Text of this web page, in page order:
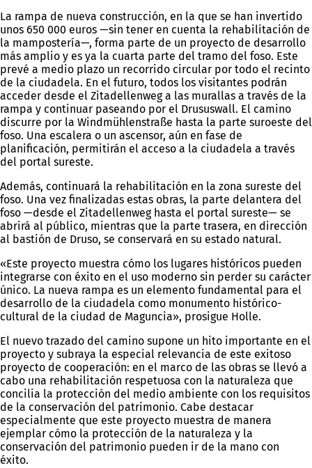
La rampa de nueva construcción, en la que se han invertido
unos 650 000 euros —sin tener en cuenta la rehabilitación de
la mampostería—, forma parte de un proyecto de desarrollo
más amplio y es ya la cuarta parte del tramo del foso. Este
prevé a medio plazo un recorrido circular por todo el recinto
de la ciudadela. En el futuro, todos los visitantes podrán
acceder desde el Zitadellenweg a las murallas a través de la
rampa y continuar paseando por el Drususwall. El camino
discurre por la Windmühlenstraße hasta la parte suroeste del
foso. Una escalera o un ascensor, aún en fase de
planificación, permitirán el acceso a la ciudadela a través
del portal sureste.
Además, continuará la rehabilitación en la zona sureste del
foso. Una vez finalizadas estas obras, la parte delantera del
foso —desde el Zitadellenweg hasta el portal sureste— se
abrirá al público, mientras que la parte trasera, en dirección
al bastión de Druso, se conservará en su estado natural.
«Este proyecto muestra cómo los lugares históricos pueden
integrarse con éxito en el uso moderno sin perder su carácter
único. La nueva rampa es un elemento fundamental para el
desarrollo de la ciudadela como monumento histórico-
cultural de la ciudad de Maguncia», prosigue Holle.
El nuevo trazado del camino supone un hito importante en el
proyecto y subraya la especial relevancia de este exitoso
proyecto de cooperación: en el marco de las obras se llevó a
cabo una rehabilitación respetuosa con la naturaleza que
concilia la protección del medio ambiente con los requisitos
de la conservación del patrimonio. Cabe destacar
especialmente que este proyecto muestra de manera
ejemplar cómo la protección de la naturaleza y la
conservación del patrimonio pueden ir de la mano con
éxito.